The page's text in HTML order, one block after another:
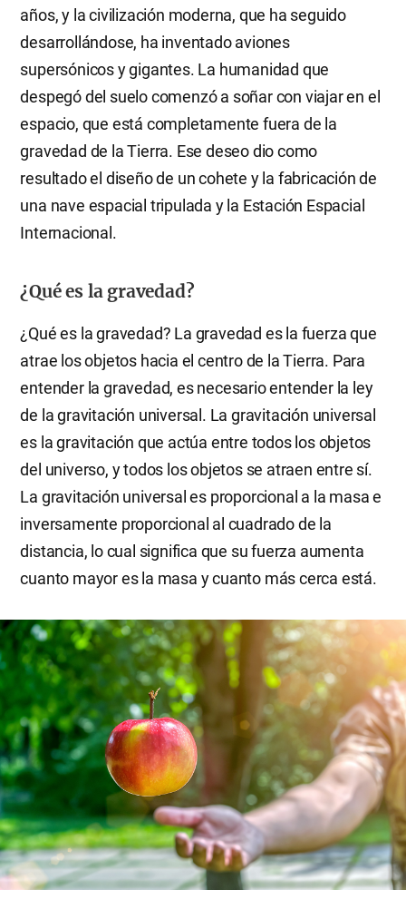
años, y la civilización moderna, que ha seguido
desarrollándose, ha inventado aviones
supersónicos y gigantes. La humanidad que
despegó del suelo comenzó a soñar con viajar en el
espacio, que está completamente fuera de la
gravedad de la Tierra. Ese deseo dio como
resultado el diseño de un cohete y la fabricación de
una nave espacial tripulada y la Estación Espacial
Internacional.
¿Qué es la gravedad?
¿Qué es la gravedad? La gravedad es la fuerza que
atrae los objetos hacia el centro de la Tierra. Para
entender la gravedad, es necesario entender la ley
de la gravitación universal. La gravitación universal
es la gravitación que actúa entre todos los objetos
del universo, y todos los objetos se atraen entre sí.
La gravitación universal es proporcional a la masa e
inversamente proporcional al cuadrado de la
distancia, lo cual significa que su fuerza aumenta
cuanto mayor es la masa y cuanto más cerca está.